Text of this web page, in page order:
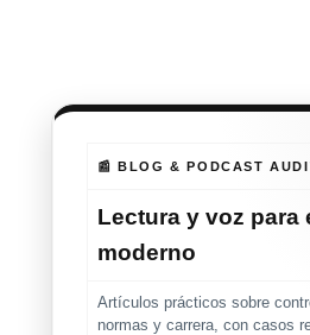
📰 BLOG & PODCAST
Lectura y voz para
moderno
Artículos prácticos sobre
normas y carrera, con casos